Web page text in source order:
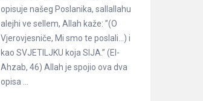
opisuje našeg Poslanika, sallallahu
alejhi ve sellem, Allah kaže: ”(O
Vjerovjesniče, Mi smo te poslali…) i
kao SVJETILJKU koja SIJA.” (El-
Ahzab, 46) Allah je spojio ova dva
opisa ...